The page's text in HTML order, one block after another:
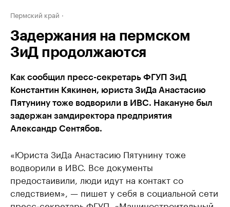
Пермский край
Задержания на пермском
ЗиД продолжаются
Как сообщил пресс-секретарь ФГУП ЗиД
Константин Кякинен, юриста ЗиДа Анастасию
Пятунину тоже водворили в ИВС. Накануне был
задержан замдиректора предприятия
Александр Сентябов.
«Юриста ЗиДа Анастасию Пятунину тоже
водворили в ИВС. Все документы
предостаивили, люди идут на контакт со
следствием», — пишет у себя в социальной сети